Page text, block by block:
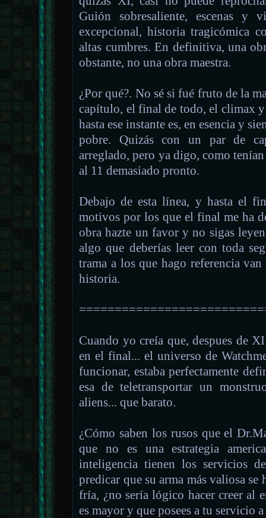
Guión sobresaliente, escenas y
excepcional, historia tragicómica
altas cumbres. En definitiva, una
obstante, no una obra maestra.
¿Por qué?. No sé si fué fruto de la
capítulo, el final de todo, el climax
hasta ese instante es, en esencia y
pobre. Quizás con un par de
arreglado, pero ya digo, como
al 11 demasiado pronto.
Debajo de esta línea, y hasta el
motivos por los que el final me ha
obra hazte un favor y no sigas
algo que deberías leer con toda
trama a los que hago referencia
historia.
Cuando yo creía que, despues de
en el final... el universo de
funcionar, estaba perfectamente
esa de teletransportar un
aliens... que barato.
¿Cómo saben los rusos que el
que no es una estrategia
inteligencia tienen los servicios
predicar que su arma más valiosa se
fría, ¿no sería lógico hacer creer al
es mayor y que posees a tu servicio